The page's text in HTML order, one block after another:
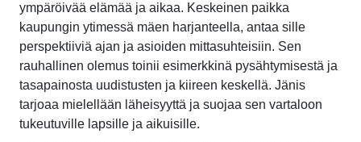
ympäröivää elämää ja aikaa. Keskeinen paikka
kaupungin ytimessä mäen harjanteella, antaa sille
perspektiiviä ajan ja asioiden mittasuhteisiin. Sen
rauhallinen olemus toinii esimerkkinä pysähtymisestä ja
tasapainosta uudistusten ja kiireen keskellä. Jänis
tarjoaa mielellään läheisyyttä ja suojaa sen vartaloon
tukeutuville lapsille ja aikuisille.